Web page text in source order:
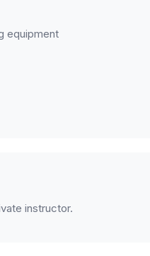
equipment
instructor.